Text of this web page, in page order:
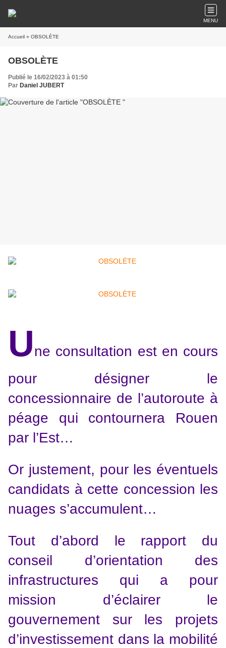
MENU
Accueil » OBSOLÈTE
OBSOLÈTE
Publié le 16/02/2023 à 01:50
Par Daniel JUBERT
Une consultation est en cours
pour désigner le
concessionnaire de l’autoroute à
péage qui contournera Rouen
par l’Est…
Or justement, pour les éventuels
candidats à cette concession les
nuages s’accumulent…
Tout d’abord le rapport du
conseil d’orientation des
infrastructures qui a pour
mission d’éclairer le
gouvernement sur les projets
d’investissement dans la mobilité